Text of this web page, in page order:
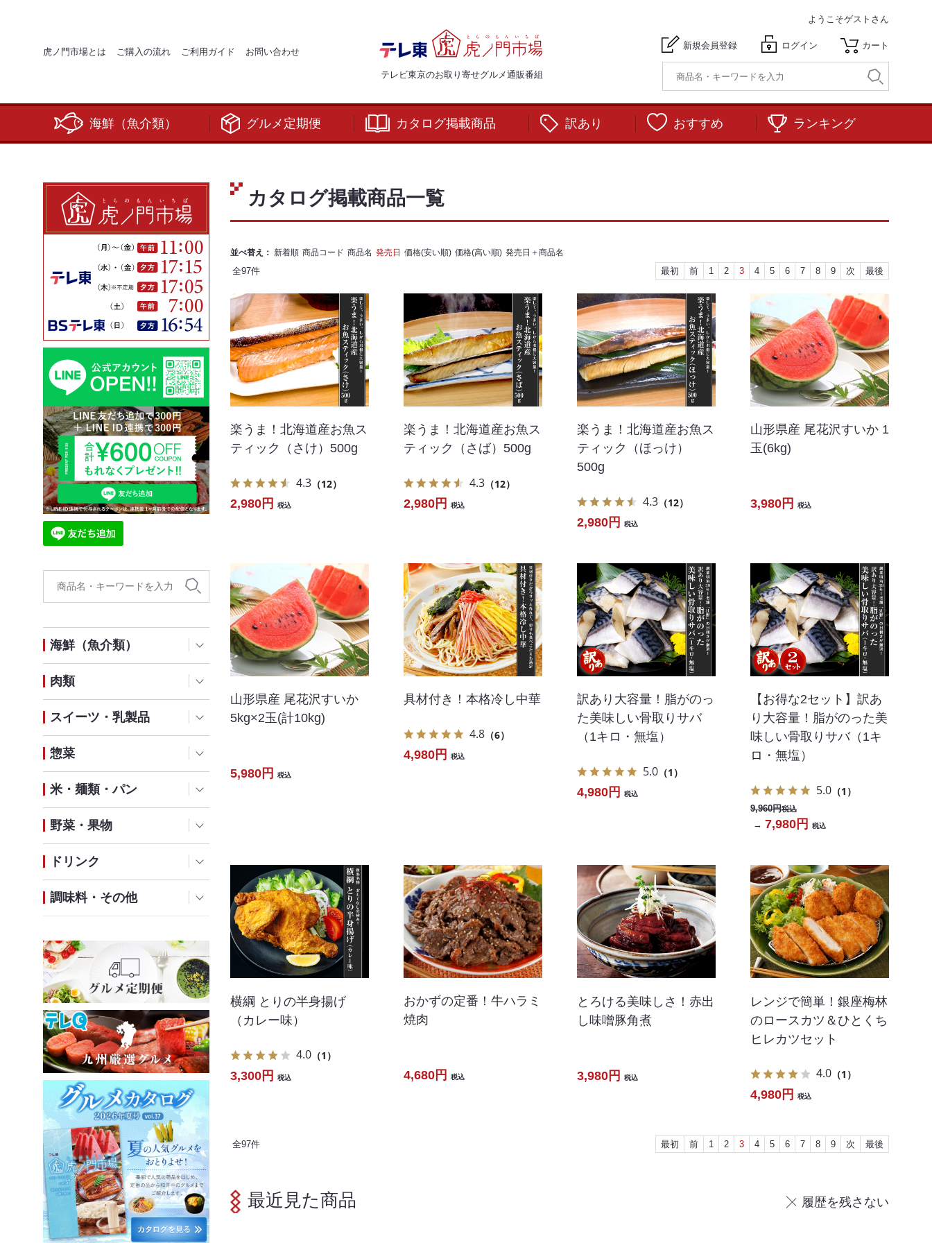
虎ノ門市場とは ご購入の流れ ご利用ガイド お問い合わせ
テレビ東京のお取り寄せグルメ通販番組
ようこそゲストさん
新規会員登録 ログイン カート
海鮮（魚介類） グルメ定期便 カタログ掲載商品 訳あり おすすめ ランキング
海鮮（魚介類）
肉類
スイーツ・乳製品
惣菜
米・麺類・パン
野菜・果物
ドリンク
調味料・その他
カタログ掲載商品一覧
並べ替え： 新着順 商品コード 商品名 発売日 価格(安い順) 価格(高い順) 発売日＋商品名
全97件 最初 前 1 2 3 4 5 6 7 8 9 次 最後
楽うま！北海道産お魚ス
ティック（さけ）500g
4.3 （12）
2,980円 税込
楽うま！北海道産お魚ス
ティック（さば）500g
4.3 （12）
2,980円 税込
楽うま！北海道産お魚ス
ティック（ほっけ）
500g
4.3 （12）
2,980円 税込
山形県産 尾花沢すいか 1
玉(6kg)
3,980円 税込
山形県産 尾花沢すいか
5kg×2玉(計10kg)
5,980円 税込
具材付き！本格冷し中華
4.8 （6）
4,980円 税込
訳あり大容量！脂がのっ
た美味しい骨取りサバ
（1キロ・無塩）
5.0 （1）
4,980円 税込
【お得な2セット】訳あ
り大容量！脂がのった美
味しい骨取りサバ（1キ
ロ・無塩）
5.0 （1）
9,960円税込
→ 7,980円 税込
横綱 とりの半身揚げ
（カレー味）
4.0 （1）
3,300円 税込
おかずの定番！牛ハラミ
焼肉
4,680円 税込
とろける美味しさ！赤出
し味噌豚角煮
3,980円 税込
レンジで簡単！銀座梅林
のロースカツ＆ひとくち
ヒレカツセット
4.0 （1）
4,980円 税込
全97件 最初 前 1 2 3 4 5 6 7 8 9 次 最後
最近見た商品 履歴を残さない